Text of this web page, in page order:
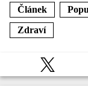
Článek
Zdraví